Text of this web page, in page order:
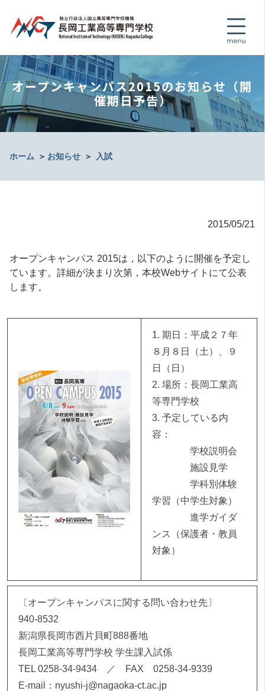
オープンキャンパス2015のお知らせ（開
催期日予告）
ホーム ＞ お知らせ ＞ 入試
2015/05/21
オープンキャンパス 2015は，以下のように開催を予定し
ています。詳細が決まり次第，本校Webサイトにて公表
します。
1. 期日：平成２７年
８月８日（土）、９
日（日）
2. 場所：長岡工業高
等専門学校
3. 予定している内
容：
学校説明会
施設見学
学科別体験
学習（中学生対象）
進学ガイダ
ンス（保護者・教員
対象）
〔オープンキャンパスに関する問い合わせ先〕
940-8532
新潟県長岡市西片貝町888番地
長岡工業高等専門学校 学生課入試係
TEL 0258-34-9434 ／ FAX 0258-34-9339
E-mail：nyushi-j@nagaoka-ct.ac.jp